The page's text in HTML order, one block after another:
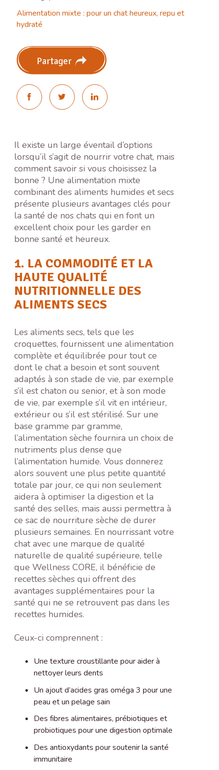
Alimentation mixte : pour un chat heureux, repu et
hydraté
Partager
Il existe un large éventail d’options
lorsqu’il s’agit de nourrir votre chat, mais
comment savoir si vous choisissez la
bonne ? Une alimentation mixte
combinant des aliments humides et secs
présente plusieurs avantages clés pour
la santé de nos chats qui en font un
excellent choix pour les garder en
bonne santé et heureux.
1. LA COMMODITÉ ET LA
HAUTE QUALITÉ
NUTRITIONNELLE DES
ALIMENTS SECS
Les aliments secs, tels que les
croquettes, fournissent une alimentation
complète et équilibrée pour tout ce
dont le chat a besoin et sont souvent
adaptés à son stade de vie, par exemple
s’il est chaton ou senior, et à son mode
de vie, par exemple s’il vit en intérieur,
extérieur ou s’il est stérilisé. Sur une
base gramme par gramme,
l’alimentation sèche fournira un choix de
nutriments plus dense que
l’alimentation humide. Vous donnerez
alors souvent une plus petite quantité
totale par jour, ce qui non seulement
aidera à optimiser la digestion et la
santé des selles, mais aussi permettra à
ce sac de nourriture sèche de durer
plusieurs semaines. En nourrissant votre
chat avec une marque de qualité
naturelle de qualité supérieure, telle
que Wellness CORE, il bénéficie de
recettes sèches qui offrent des
avantages supplémentaires pour la
santé qui ne se retrouvent pas dans les
recettes humides.
Ceux-ci comprennent :
Une texture croustillante pour aider à
nettoyer leurs dents
Un ajout d’acides gras oméga 3 pour une
peau et un pelage sain
Des fibres alimentaires, prébiotiques et
probiotiques pour une digestion optimale
Des antioxydants pour soutenir la santé
immunitaire